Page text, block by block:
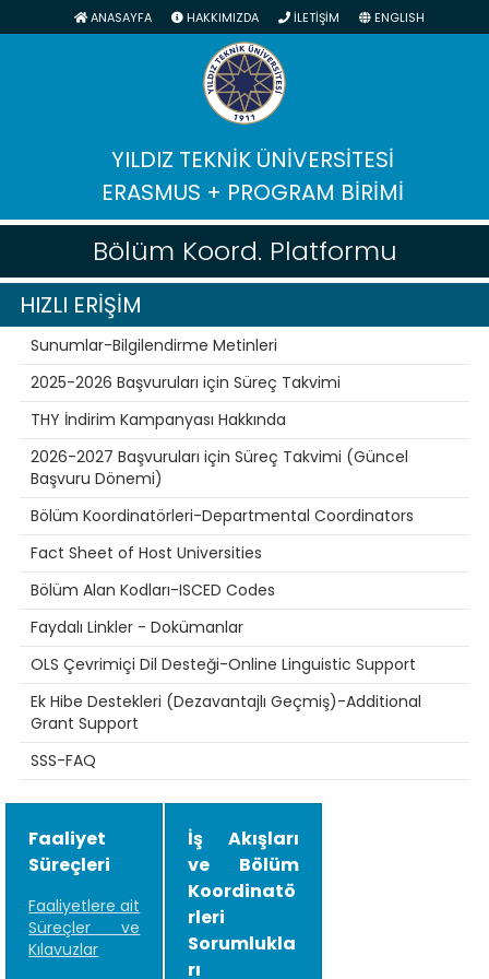
ANASAYFA HAKKIMIZDA İLETİŞİM ENGLISH
YILDIZ TEKNİK ÜNİVERSİTESİ
ERASMUS + PROGRAM BİRİMİ
Bölüm Koord. Platformu
HIZLI ERİŞİM
Sunumlar-Bilgilendirme Metinleri
2025-2026 Başvuruları için Süreç Takvimi
THY İndirim Kampanyası Hakkında
2026-2027 Başvuruları için Süreç Takvimi (Güncel
Başvuru Dönemi)
Bölüm Koordinatörleri-Departmental Coordinators
Fact Sheet of Host Universities
Bölüm Alan Kodları-ISCED Codes
Faydalı Linkler - Dokümanlar
OLS Çevrimiçi Dil Desteği-Online Linguistic Support
Ek Hibe Destekleri (Dezavantajlı Geçmiş)-Additional
Grant Support
SSS-FAQ
Faaliyet
Süreçleri
Faaliyetlere ait
Süreçler ve
Kılavuzlar
İş Akışları
ve Bölüm
Koordinatö
rleri
Sorumlukla
rı